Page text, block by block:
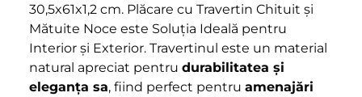
30,5x61x1,2 cm. Plăcare cu Travertin Chituit și
Mătuite Noce este Soluția Ideală pentru
Interior și Exterior. Travertinul este un material
natural apreciat pentru durabilitatea și
eleganța sa, fiind perfect pentru amenajări